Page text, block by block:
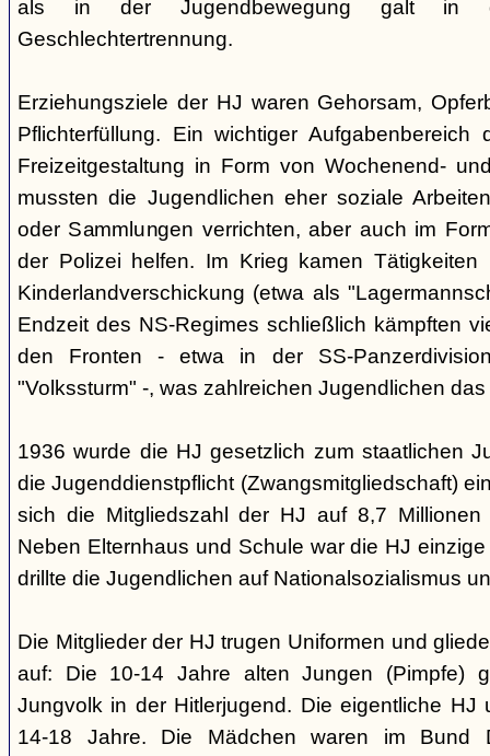
als in der Jugendbewegung galt in
Geschlechtertrennung.
Erziehungsziele der HJ waren Gehorsam,
Pflichterfüllung. Ein wichtiger
Freizeitgestaltung in Form von Wochenend-
mussten die Jugendlichen eher soziale
oder Sammlungen verrichten, aber auch im
der Polizei helfen. Im Krieg kamen
Kinderlandverschickung (etwa als
Endzeit des NS-Regimes schließlich kämpften
den Fronten - etwa in der SS-
"Volkssturm" -, was zahlreichen Jugendlichen
1936 wurde die HJ gesetzlich zum staatlichen
die Jugenddienstpflicht (Zwangsmitgliedschaft)
sich die Mitgliedszahl der HJ auf 8,7 Millionen
Neben Elternhaus und Schule war die HJ
drillte die Jugendlichen auf Nationalsozialismus
Die Mitglieder der HJ trugen Uniformen und
auf: Die 10-14 Jahre alten Jungen (Pimpfe)
Jungvolk in der Hitlerjugend. Die eigentliche HJ
14-18 Jahre. Die Mädchen waren im Bund